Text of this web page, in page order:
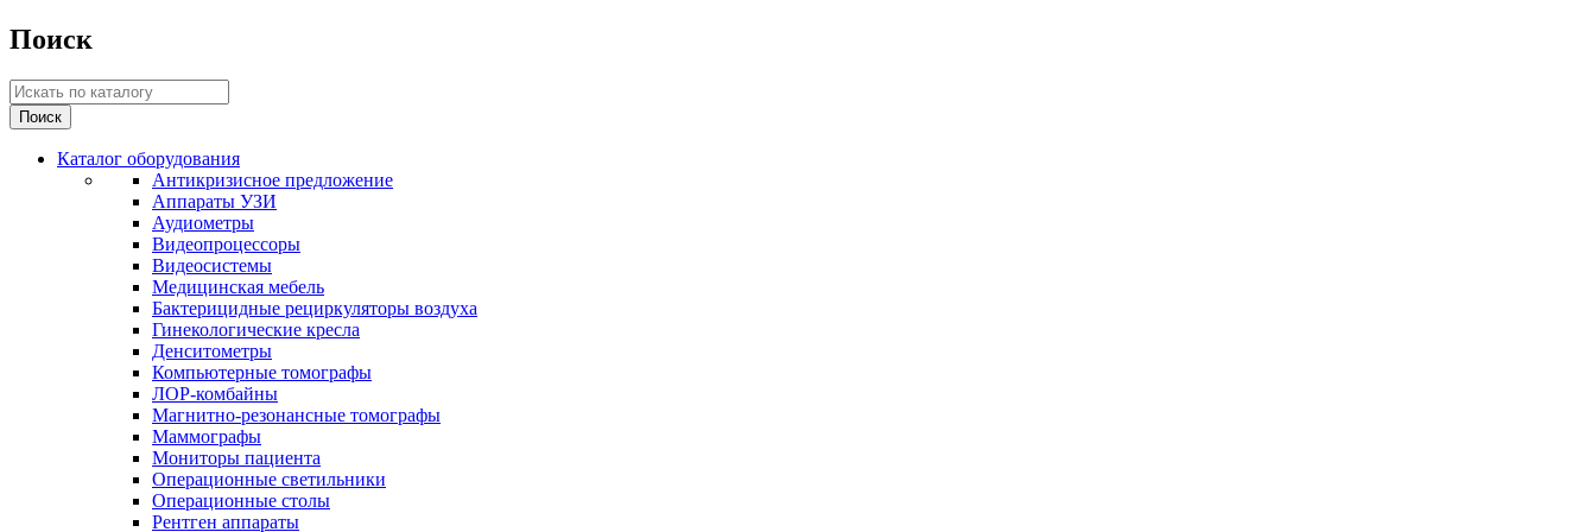
Поиск
Каталог оборудования
Антикризисное предложение
Аппараты УЗИ
Аудиометры
Видеопроцессоры
Видеосистемы
Медицинская мебель
Бактерицидные рециркуляторы воздуха
Гинекологические кресла
Денситометры
Компьютерные томографы
ЛОР-комбайны
Магнитно-резонансные томографы
Маммографы
Мониторы пациента
Операционные светильники
Операционные столы
Рентген аппараты